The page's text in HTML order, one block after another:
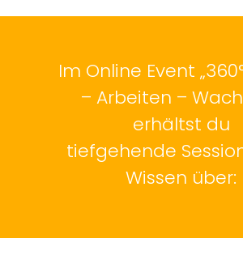
Im Online Event
– Arbeiten –
erhältst du
tiefgehende
Wissen über: